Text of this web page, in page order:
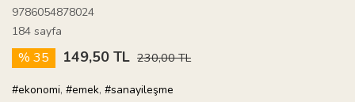
9786054878024
184 sayfa
% 35 149,50 TL 230,00 TL
#ekonomi, #emek, #sanayileşme